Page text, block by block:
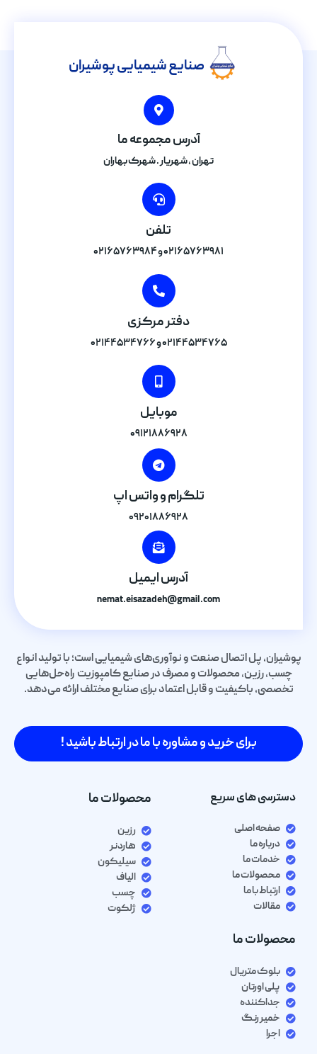
صنایع شیمیایی پوشیران
آدرس مجموعه ما
تهران , شهریار . شهرک بهاران
تلفن
۰۲۱۶۵۷۶۳۹۸۱ و ۰۲۱۶۵۷۶۳۹۸۴
دفتر مرکزی
۰۲۱۴۴۵۳۴۷۶۵ و ۰۲۱۴۴۵۳۴۷۶۶
موبایل
۰۹۱۲۱۸۸۶۹۲۸
تلگرام و واتس اپ
۰۹۲۰۱۸۸۶۹۲۸
آدرس ایمیل
nemat.eisazadeh@gmail.com
پوشیران، پل اتصال صنعت و نوآوری‌های شیمیایی است؛ با تولید انواع
چسب، رزین، محصولات و مصرف در صنایع کامپوزیت راه‌حل‌هایی
تخصصی، باکیفیت و قابل اعتماد برای صنایع مختلف ارائه می‌دهد.
برای خرید و مشاوره با ما در ارتباط باشید !
دسترسی های سریع
صفحه اصلی
درباره ما
خدمات ما
محصولات ما
ارتباط با ما
مقالات
محصولات ما
رزین
هاردنر
سیلیکون
الیاف
چسب
ژلکوت
محصولات ما
بلوک متریال
پلی اورتان
جداکننده
خمیر رنگ
اجرا